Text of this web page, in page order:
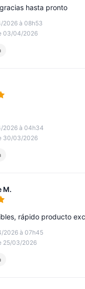
2026 à 08h53
03/04/2026
hasta pronto
2026 à 04h34
30/03/2026
M.
2026 à 07h45
25/03/2026
rápido producto